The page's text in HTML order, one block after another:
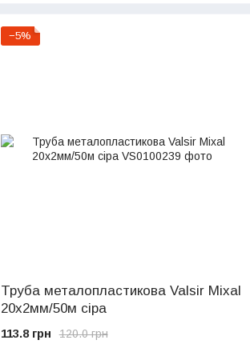
−5%
Труба металопластикова Valsir Mixal
20х2мм/50м сіра
120.0 грн
113.8 грн